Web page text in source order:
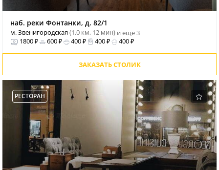
наб. реки Фонтанки, д. 82/1
м. Звенигородская(1.0 км, 12 мин) и еще 3
1800 ₽
600 ₽ 400 ₽ 400 ₽ 400 ₽
ЗАКАЗАТЬ СТОЛИК
РЕСТОРАН